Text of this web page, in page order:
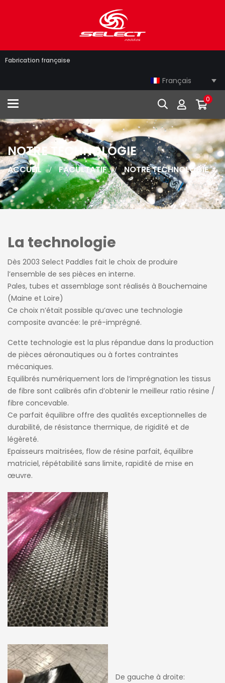
Fabrication française
Français
Toggle navigation 0
NOTRE TECHNOLOGIE
ACCUEIL FACULTATIF NOTRE TECHNOLOGIE
La technologie
Dès 2003 Select Paddles fait le choix de produire
l’ensemble de ses pièces en interne.
Pales, tubes et assemblage sont réalisés à Bouchemaine
(Maine et Loire)
Ce choix n’était possible qu’avec une technologie
composite avancée: le pré-imprégné.
Cette technologie est la plus répandue dans la production
de pièces aéronautiques ou à fortes contraintes
mécaniques.
Equilibrés numériquement lors de l’imprégnation les tissus
de fibre sont calibrés afin d’obtenir le meilleur ratio résine /
fibre concevable.
Ce parfait équilibre offre des qualités exceptionnelles de
durabilité, de résistance thermique, de rigidité et de
légèreté.
Epaisseurs maitrisées, flow de résine parfait, équilibre
matriciel, répétabilité sans limite, rapidité de mise en
œuvre.
De gauche à droite: